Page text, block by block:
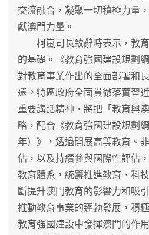
交流融合，凝聚一切積極力量
獻澳門力量。
柯嵐司長致辭時表示，教育
的基礎。《教育強國建設規劃
對教育事業作出的全面部署和
遠。特區政府全面貫徹落實習
重要講話精神，將把「教育興
略，配合《教育強國建設規劃
年）》，透過開展高等教育、
估，以及持續參與國際性評估
教育體系，統籌推進教育、科
斷提升澳門教育的影響力和吸
推動教育事業的蓬勃發展，積
教育強國建設中發揮澳門的作